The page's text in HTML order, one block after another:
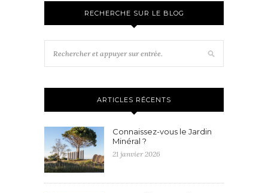
RECHERCHE SUR LE BLOG
ARTICLES RÉCENTS
Connaissez-vous le Jardin
Minéral ?
21 janvier 2026